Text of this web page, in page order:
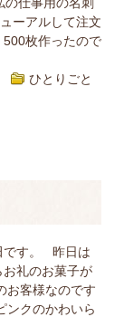
ーアルして注文
枚作ったので
ひとりごと
です。 昨日は
礼のお菓子が
お客様なのです
ンクのかわいら